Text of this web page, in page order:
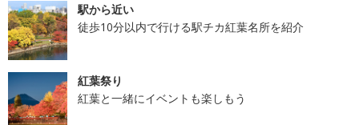
駅から近い
徒歩10分以内で行ける駅チカ紅葉名所を紹介
紅葉祭り
紅葉と一緒にイベントも楽しもう